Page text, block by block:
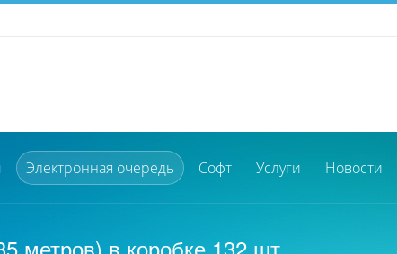
Электронная очередь Софт Услуги Новости